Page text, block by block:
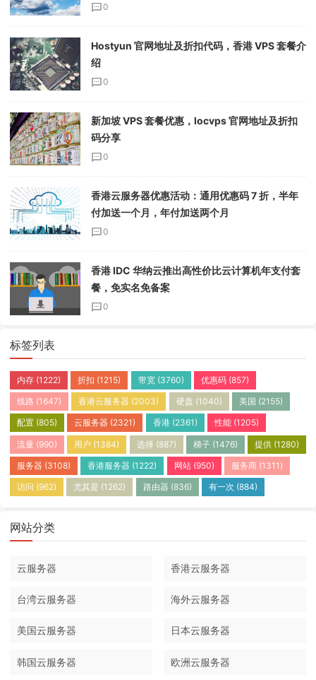
0
Hostyun 官网地址及折扣代码，香港 VPS 套餐介
绍
0
新加坡 VPS 套餐优惠，locvps 官网地址及折扣
码分享
0
香港云服务器优惠活动：通用优惠码 7 折，半年
付加送一个月，年付加送两个月
0
香港 IDC 华纳云推出高性价比云计算机年支付套
餐，免实名免备案
0
标签列表
内存 (1222) 折扣 (1215) 带宽(3760) 优惠码(857)
线路 (1647) 香港云服务器 (2003) 硬盘 (1040) 美国 (2155)
配置 (805) 云服务器 (2321) 香港(2361) 性能(1205)
流量 (990) 用户 (1384) 选择 (887) 梯子(1476) 提供 (1280)
服务器 (3108) 香港服务器 (1222) 网站(950) 服务商(1311)
访问 (962) 尤其是 (1262) 路由器 (836) 有一次 (884)
网站分类
云服务器 香港云服务器
台湾云服务器 海外云服务器
美国云服务器 日本云服务器
韩国云服务器 欧洲云服务器